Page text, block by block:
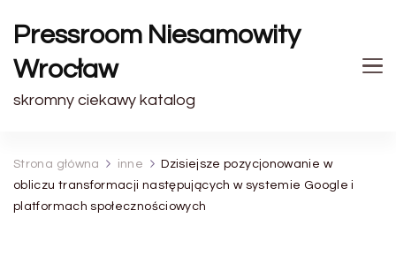
Pressroom Niesamowity
Wrocław
skromny ciekawy katalog
Strona główna inne
Dzisiejsze pozycjonowanie w
obliczu transformacji następujących w systemie Google i
platformach społecznościowych